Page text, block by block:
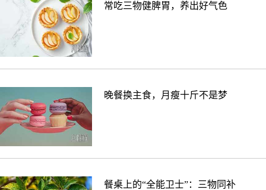
常吃三物健脾胃，养出好气色
晚餐换主食，月瘦十斤不是梦
餐桌上的“全能卫士”：三物同补